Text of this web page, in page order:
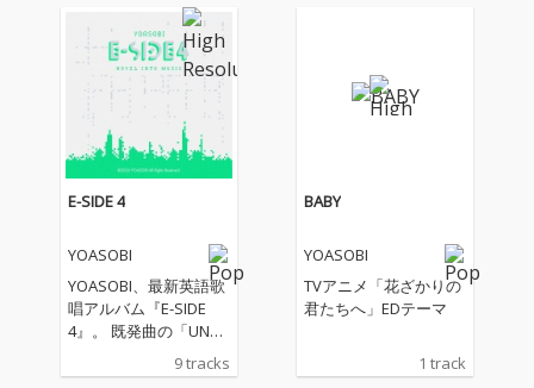
へ』オープニングテー
マ「アドレナ」、エン
ンスターシーズン』主
題歌「UNDEAD」、 Pl
プロジェクト「Project:
MEMORY CARD」楽曲
「PLAYERS」、映画
ニメ『ウィッチウォッ
E-SIDE 4
YOASOBI
YOASOBI、最新英語歌
唱アルバム『E-SIDE
4』。 既発曲の「UNDE
e!」、「New me」に
9 tracks
BABY
YOASOBI
TVアニメ「花ざかりの
君たちへ」EDテーマ
1 track